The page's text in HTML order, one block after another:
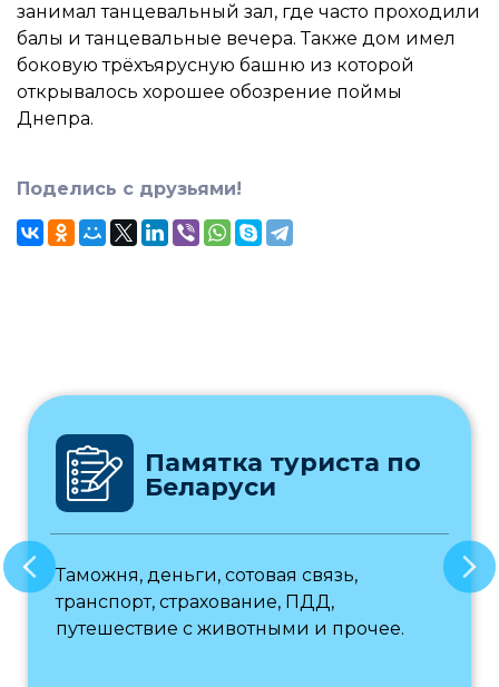
занимал танцевальный зал, где часто проходили
балы и танцевальные вечера. Также дом имел
боковую трёхъярусную башню из которой
открывалось хорошее обозрение поймы
Днепра.
Поделись с друзьями!
Памятка туриста по
Беларуси
Таможня, деньги, сотовая связь,
транспорт, страхование, ПДД,
путешествие с животными и прочее.